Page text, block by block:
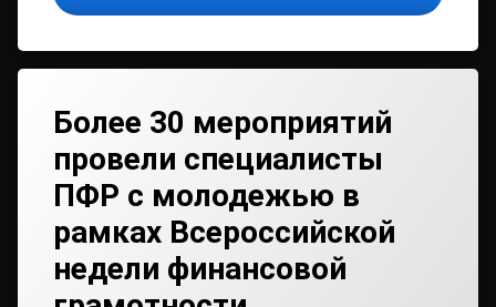
Более 30 мероприятий
провели специалисты
ПФР с молодежью в
рамках Всероссийской
недели финансовой